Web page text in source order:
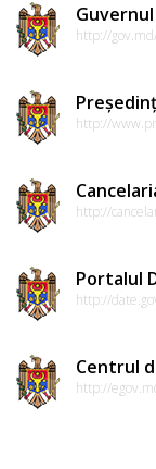
http://
http://
http://
Portalul
http://
Centrul
http://